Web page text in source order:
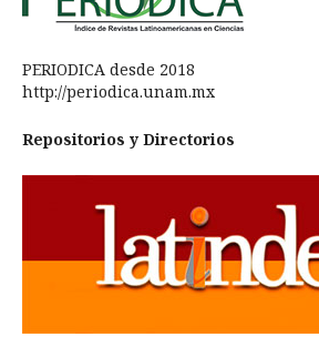
PERIODICA desde 2018
http://periodica.unam.mx
Repositorios y Directorios